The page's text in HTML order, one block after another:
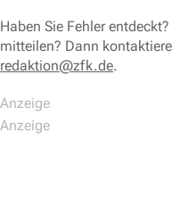
Haben Sie Fehler
mitteilen? Dann
redaktion@zfk.de.